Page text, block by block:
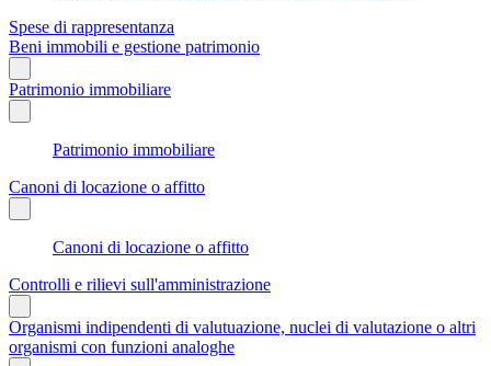
Spese di rappresentanza
Beni immobili e gestione patrimonio
Patrimonio immobiliare
Patrimonio immobiliare
Canoni di locazione o affitto
Canoni di locazione o affitto
Controlli e rilievi sull'amministrazione
Organismi indipendenti di valutuazione, nuclei di valutazione o altri
organismi con funzioni analoghe